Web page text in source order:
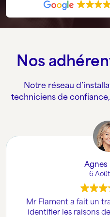
Nos
Notre réseau
techniciens de
Agnes
6
Mr Flament a fait un
identifier les raisons